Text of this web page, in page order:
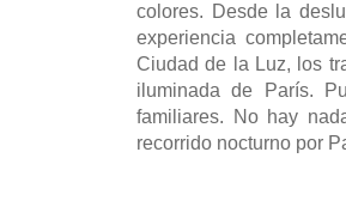
colores. Desde la
experiencia
Ciudad de la Luz, los
iluminada de París.
familiares. No hay
recorrido nocturno por